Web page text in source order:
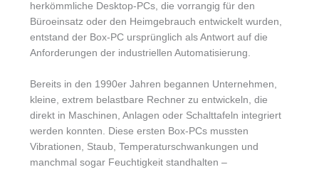
herkömmliche Desktop-PCs, die vorrangig für den
Büroeinsatz oder den Heimgebrauch entwickelt wurden,
entstand der Box-PC ursprünglich als Antwort auf die
Anforderungen der industriellen Automatisierung.
Bereits in den 1990er Jahren begannen Unternehmen,
kleine, extrem belastbare Rechner zu entwickeln, die
direkt in Maschinen, Anlagen oder Schalttafeln integriert
werden konnten. Diese ersten Box-PCs mussten
Vibrationen, Staub, Temperaturschwankungen und
manchmal sogar Feuchtigkeit standhalten –